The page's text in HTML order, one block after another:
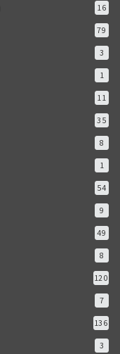
16
79
3
1
11
35
8
1
54
9
49
8
120
7
136
3